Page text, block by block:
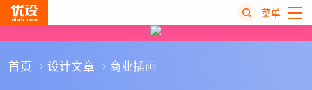
菜单
首页 设计文章 商业插画